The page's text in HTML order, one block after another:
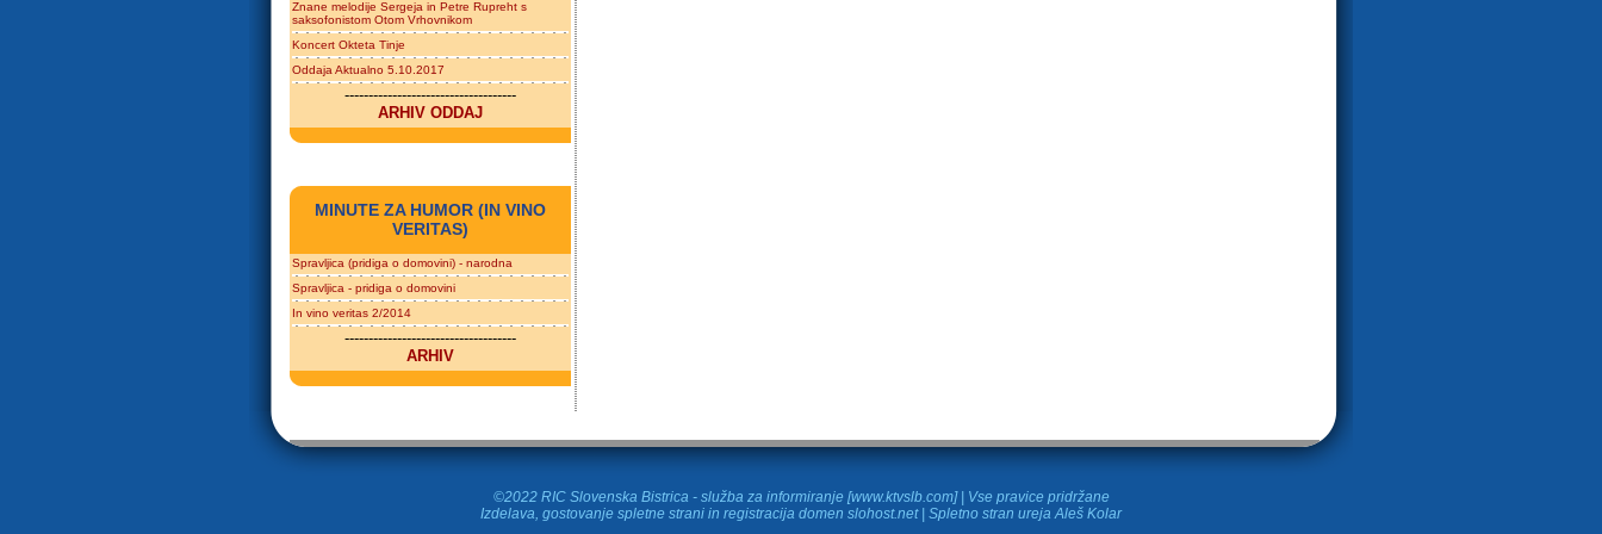
Znane melodije Sergeja in Petre Rupreht s
saksofonistom Otom Vrhovnikom
Koncert Okteta Tinje
Oddaja Aktualno 5.10.2017
------------------------------------
ARHIV ODDAJ
MINUTE ZA HUMOR (IN VINO
VERITAS)
Spravljica (pridiga o domovini) - narodna
Spravljica - pridiga o domovini
In vino veritas 2/2014
------------------------------------
ARHIV
©2022 RIC Slovenska Bistrica - služba za informiranje [www.ktvslb.com] | Vse pravice pridržane
Izdelava, gostovanje spletne strani in registracija domen slohost.net | Spletno stran ureja Aleš Kolar